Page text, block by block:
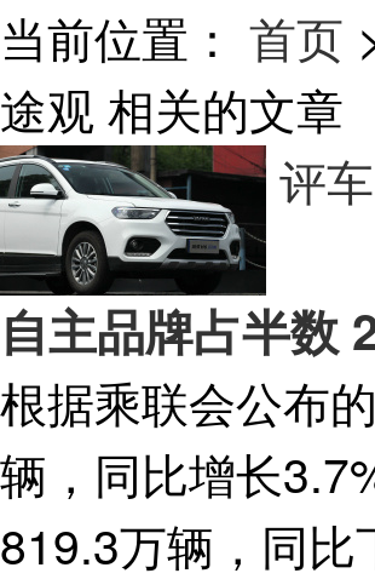
当前位置： 首页
途观相关的文章
评车
自主品牌占半数
根据乘联会公布
辆，同比增长
819.3万辆，同